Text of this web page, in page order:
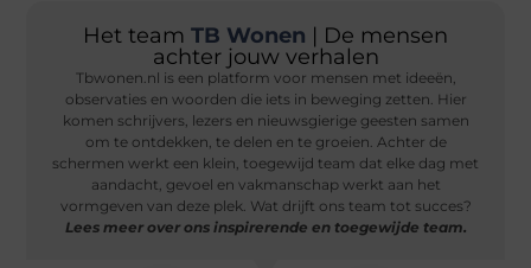
Het team TB Wonen | De mensen
achter jouw verhalen
Tbwonen.nl is een platform voor mensen met ideeën,
observaties en woorden die iets in beweging zetten. Hier
komen schrijvers, lezers en nieuwsgierige geesten samen
om te ontdekken, te delen en te groeien. Achter de
schermen werkt een klein, toegewijd team dat elke dag met
aandacht, gevoel en vakmanschap werkt aan het
vormgeven van deze plek. Wat drijft ons team tot succes?
Lees meer over ons inspirerende en toegewijde team.